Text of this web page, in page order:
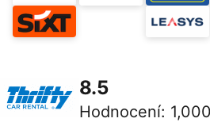
8.5
Hodnocení: